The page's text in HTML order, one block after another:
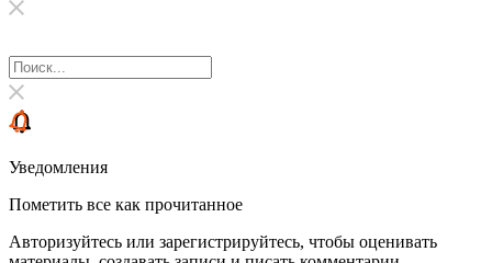
Уведомления
Пометить все как прочитанное
Авторизуйтесь или зарегистрируйтесь, чтобы оценивать